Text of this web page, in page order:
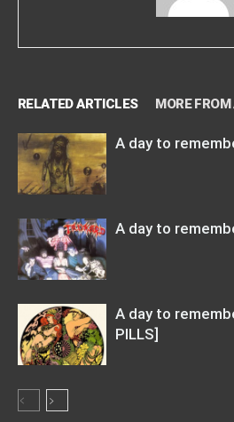
RELATED ARTICLES MORE
A day to
A day to
A day to
PILLS]